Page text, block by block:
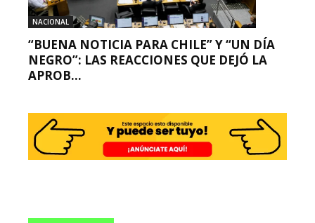
NACIONAL
“BUENA NOTICIA PARA CHILE” Y “UN DÍA
NEGRO”: LAS REACCIONES QUE DEJÓ LA
APROB...